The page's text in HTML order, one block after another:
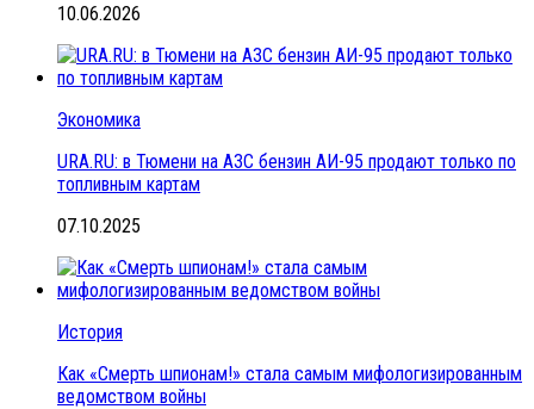
10.06.2026
Экономика
URA.RU: в Тюмени на АЗС бензин АИ-95 продают только по
топливным картам
07.10.2025
История
Как «Смерть шпионам!» стала самым мифологизированным
ведомством войны